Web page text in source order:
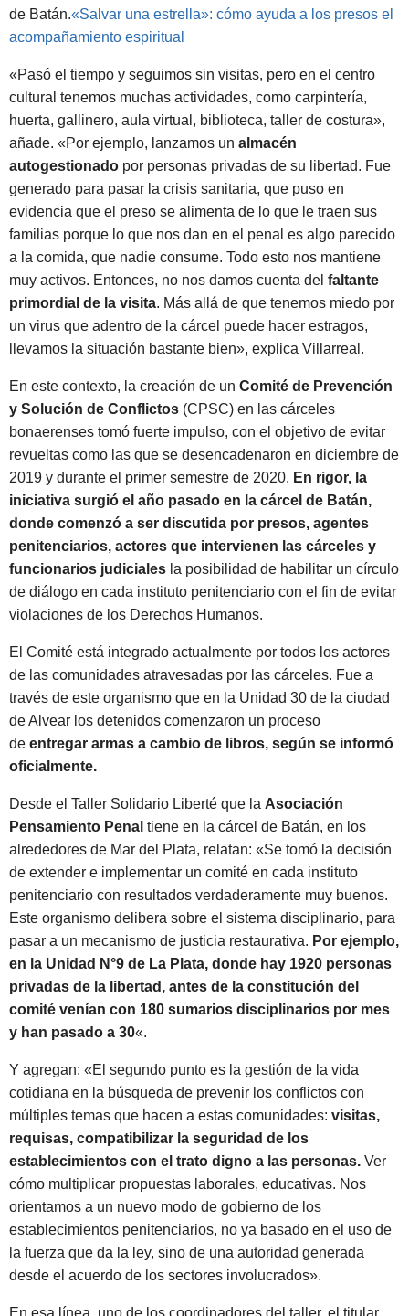
de Batán.«Salvar una estrella»: cómo ayuda a los presos el
acompañamiento espiritual
«Pasó el tiempo y seguimos sin visitas, pero en el centro
cultural tenemos muchas actividades, como carpintería,
huerta, gallinero, aula virtual, biblioteca, taller de costura»,
añade. «Por ejemplo, lanzamos un almacén
autogestionado por personas privadas de su libertad. Fue
generado para pasar la crisis sanitaria, que puso en
evidencia que el preso se alimenta de lo que le traen sus
familias porque lo que nos dan en el penal es algo parecido
a la comida, que nadie consume. Todo esto nos mantiene
muy activos. Entonces, no nos damos cuenta del faltante
primordial de la visita. Más allá de que tenemos miedo por
un virus que adentro de la cárcel puede hacer estragos,
llevamos la situación bastante bien», explica Villarreal.
En este contexto, la creación de un Comité de Prevención
y Solución de Conflictos (CPSC) en las cárceles
bonaerenses tomó fuerte impulso, con el objetivo de evitar
revueltas como las que se desencadenaron en diciembre de
2019 y durante el primer semestre de 2020. En rigor, la
iniciativa surgió el año pasado en la cárcel de Batán,
donde comenzó a ser discutida por presos, agentes
penitenciarios, actores que intervienen las cárceles y
funcionarios judiciales la posibilidad de habilitar un círculo
de diálogo en cada instituto penitenciario con el fin de evitar
violaciones de los Derechos Humanos.
El Comité está integrado actualmente por todos los actores
de las comunidades atravesadas por las cárceles. Fue a
través de este organismo que en la Unidad 30 de la ciudad
de Alvear los detenidos comenzaron un proceso
de entregar armas a cambio de libros, según se informó
oficialmente.
Desde el Taller Solidario Liberté que la Asociación
Pensamiento Penal tiene en la cárcel de Batán, en los
alrededores de Mar del Plata, relatan: «Se tomó la decisión
de extender e implementar un comité en cada instituto
penitenciario con resultados verdaderamente muy buenos.
Este organismo delibera sobre el sistema disciplinario, para
pasar a un mecanismo de justicia restaurativa. Por ejemplo,
en la Unidad N°9 de La Plata, donde hay 1920 personas
privadas de la libertad, antes de la constitución del
comité venían con 180 sumarios disciplinarios por mes
y han pasado a 30«.
Y agregan: «El segundo punto es la gestión de la vida
cotidiana en la búsqueda de prevenir los conflictos con
múltiples temas que hacen a estas comunidades: visitas,
requisas, compatibilizar la seguridad de los
establecimientos con el trato digno a las personas. Ver
cómo multiplicar propuestas laborales, educativas. Nos
orientamos a un nuevo modo de gobierno de los
establecimientos penitenciarios, no ya basado en el uso de
la fuerza que da la ley, sino de una autoridad generada
desde el acuerdo de los sectores involucrados».
En esa línea, uno de los coordinadores del taller, el titular